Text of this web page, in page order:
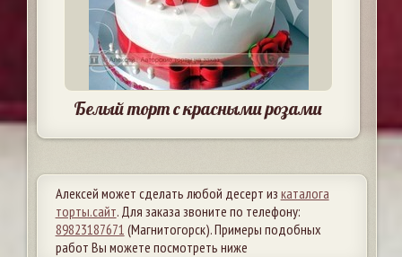
Белый торт с красными розами
Алексей может сделать любой десерт из каталога
торты.сайт. Для заказа звоните по телефону:
89823187671 (Магнитогорск). Примеры подобных
работ Вы можете посмотреть ниже